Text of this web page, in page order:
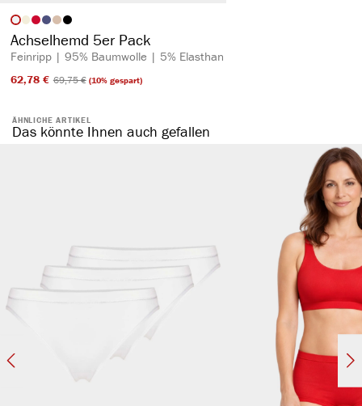
Artikelfarbe
Achselhemd 5er Pack
Feinripp | 95% Baumwolle | 5% Elasthan
62,78 €​ 69,75 €​(10% gespart)
ÄHNLICHE ARTIKEL
Das könnte Ihnen auch gefallen